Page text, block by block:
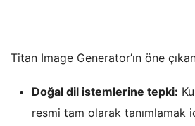
Titan Image Generator’ın öne
Doğal dil istemlerine tepki:
resmi tam olarak tanımlamak